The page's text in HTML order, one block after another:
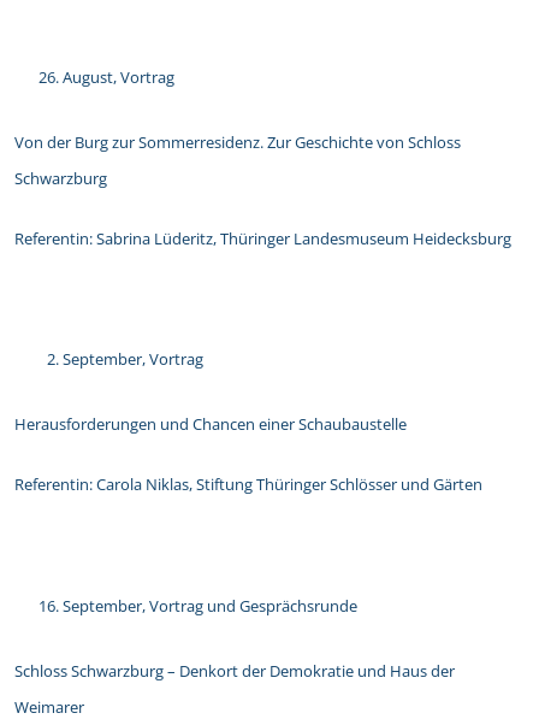
August, Vortrag
Von der Burg zur Sommerresidenz. Zur Geschichte von Schloss
Schwarzburg
Referentin: Sabrina Lüderitz, Thüringer Landesmuseum Heidecksburg
September, Vortrag
Herausforderungen und Chancen einer Schaubaustelle
Referentin: Carola Niklas, Stiftung Thüringer Schlösser und Gärten
September, Vortrag und Gesprächsrunde
Schloss Schwarzburg – Denkort der Demokratie und Haus der
Weimarer